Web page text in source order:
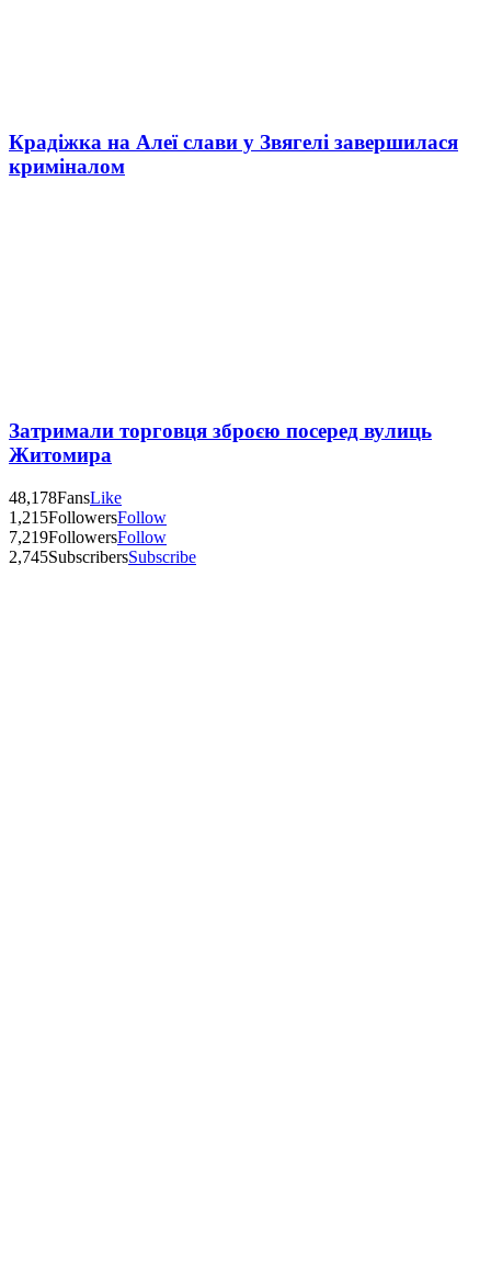
Крадіжка на Алеї слави у Звягелі завершилася
криміналом
Затримали торговця зброєю посеред вулиць
Житомира
48,178FansLike
1,215FollowersFollow
7,219FollowersFollow
2,745SubscribersSubscribe